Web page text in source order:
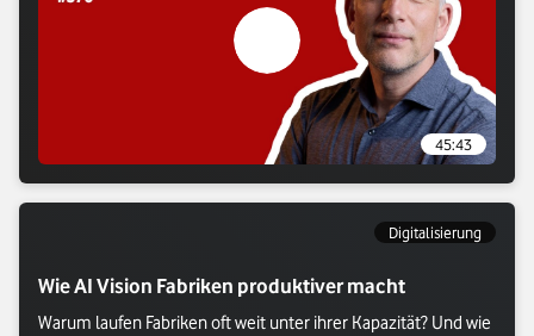
Verlasse Vodafone Webseite: Zum
45:43
Digitalisierung
Wie AI Vision Fabriken produktiver macht
Warum laufen Fabriken oft weit unter ihrer Kapazität? Und wie